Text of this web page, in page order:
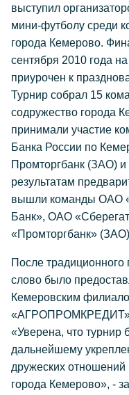
выступил
мини-футболу среди
города Кемерово.
сентября 2010 года
приурочен к
Турнир собрал 15
содружество города
принимали участие
Банка России по
Промторгбанк (ЗАО)
результатам
вышли команды ОАО
Банк», ОАО
«Промторгбанк»
После традиционного
слово было
Кемеровским
«АГРОПРОМКРЕДИТ»
«Уверена, что турнир
дальнейшему
дружеских
города Кемерово», -